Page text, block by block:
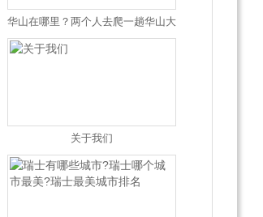
华山在哪里？两个人去爬一趟华山大
概需要多少钱？
关于我们